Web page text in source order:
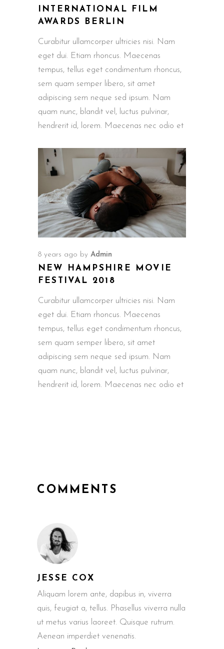
INTERNATIONAL FILM
AWARDS BERLIN
Curabitur ullamcorper ultricies nisi. Nam
eget dui. Etiam rhoncus. Maecenas
tempus, tellus eget condimentum rhoncus,
sem quam semper libero, sit amet
adipiscing sem neque sed ipsum. Nam
quam nunc, blandit vel, luctus pulvinar,
hendrerit id, lorem. Maecenas nec odio et
8 years ago by Admin
NEW HAMPSHIRE MOVIE
FESTIVAL 2018
Curabitur ullamcorper ultricies nisi. Nam
eget dui. Etiam rhoncus. Maecenas
tempus, tellus eget condimentum rhoncus,
sem quam semper libero, sit amet
adipiscing sem neque sed ipsum. Nam
quam nunc, blandit vel, luctus pulvinar,
hendrerit id, lorem. Maecenas nec odio et
COMMENTS
JESSE COX
Aliquam lorem ante, dapibus in, viverra
quis, feugiat a, tellus. Phasellus viverra nulla
ut metus varius laoreet. Quisque rutrum.
Aenean imperdiet venenatis.